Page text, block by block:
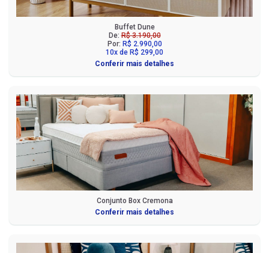
Buffet Dune
De:R$ 3.190,00
Por: R$ 2.990,00
10x de R$ 299,00
Conferir mais detalhes
Conjunto Box Cremona
Conferir mais detalhes